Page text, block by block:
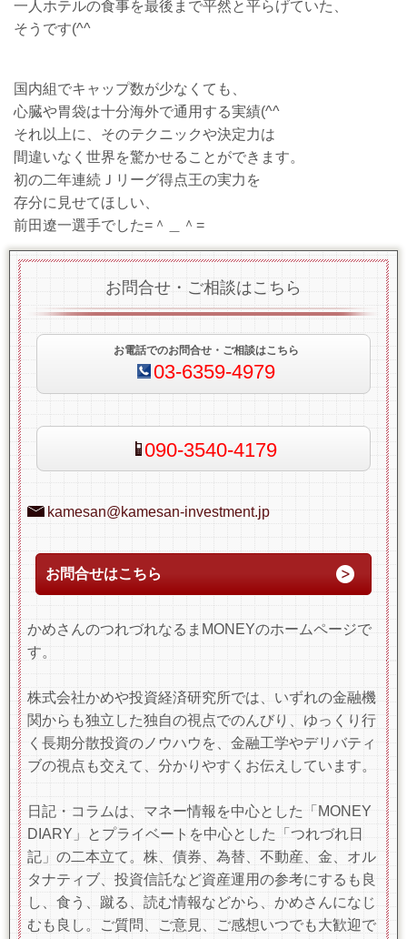
一人ホテルの食事を最後まで平然と平らげていた、
そうです(^^ゞ
国内組でキャップ数が少なくても、
心臓や胃袋は十分海外で通用する実績(^^ゞ
それ以上に、そのテクニックや決定力は
間違いなく世界を驚かせることができます。
初の二年連続Ｊリーグ得点王の実力を
存分に見せてほしい、
前田遼一選手でした=＾＿＾=
お問合せ・ご相談はこちら
お電話でのお問合せ・ご相談はこちら
03-6359-4979
090-3540-4179
kamesan@kamesan-investment.jp
お問合せはこちら
かめさんのつれづれなるまMONEYのホームページで
す。
株式会社かめや投資経済研究所では、いずれの金融機
関からも独立した独自の視点でのんびり、ゆっくり行
く長期分散投資のノウハウを、金融工学やデリバティ
ブの視点も交えて、分かりやすくお伝えしています。
日記・コラムは、マネー情報を中心とした「MONEY
DIARY」とプライベートを中心とした「つれづれ日
記」の二本立て。株、債券、為替、不動産、金、オル
タナティブ、投資信託など資産運用の参考にするも良
し、食う、蹴る、読む情報などから、かめさんになじ
むも良し。ご質問、ご意見、ご感想いつでも大歓迎で